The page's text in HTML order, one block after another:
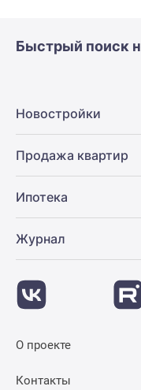
Быстрый поиск
Новостройки
Продажа квартир
Ипотека
Журнал
О проекте
Контакты